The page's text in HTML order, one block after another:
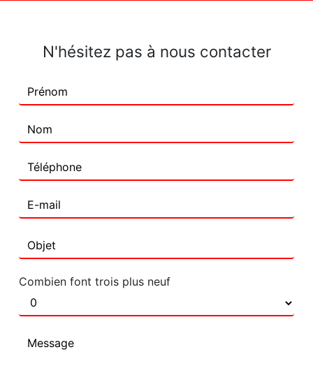
N'hésitez pas à nous contacter
Combien font trois plus neuf